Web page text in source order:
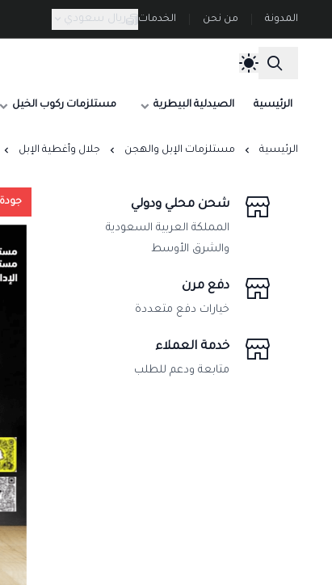
المدونة من نحن الخدمات ريال سعودي
الرئيسية الصيدلية البيطرية مستلزمات ركوب الخيل
الرئيسية مستلزمات الإبل والهجن جلال وأغطية الإبل
جودة شحن محلي ودولي
المملكة العربية السعودية
والشرق الأوسط
دفع مرن
خيارات دفع متعددة
خدمة العملاء
متابعة ودعم للطلب